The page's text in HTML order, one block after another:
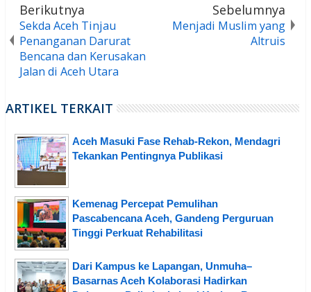
Berikutnya
Sekda Aceh Tinjau
Penanganan Darurat
Bencana dan Kerusakan
Jalan di Aceh Utara
Sebelumnya
Menjadi Muslim yang
Altruis
ARTIKEL TERKAIT
Aceh Masuki Fase Rehab-Rekon, Mendagri
Tekankan Pentingnya Publikasi
Kemenag Percepat Pemulihan
Pascabencana Aceh, Gandeng Perguruan
Tinggi Perkuat Rehabilitasi
Dari Kampus ke Lapangan, Unmuha–
Basarnas Aceh Kolaborasi Hadirkan